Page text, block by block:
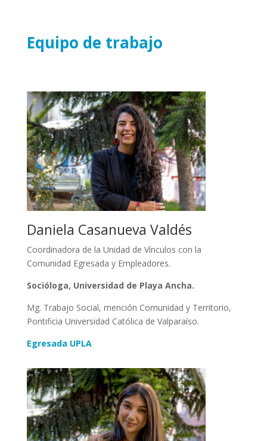
Equipo de trabajo
Daniela Casanueva Valdés
Coordinadora de la Unidad de Vínculos con la
Comunidad Egresada y Empleadores.
Socióloga, Universidad de Playa Ancha.
Mg. Trabajo Social, mención Comunidad y Territorio,
Pontificia Universidad Católica de Valparaíso.
Egresada UPLA